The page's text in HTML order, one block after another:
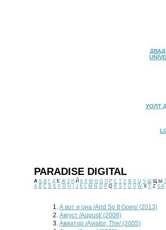
УОЛТ
PARADISE DIGITAL
А Б В Г Д Е Ж З И Й К Л М Н О П Р С Т У Ф Х Ц Ч Ш Щ Ы
A B C D E F G H J K L M N O P Q R S T U V W X Y Z 0-9
А вот и она /And So It Goes/ (2013)
Август /August/ (2008)
Авиатор /Aviator, The/ (2005)